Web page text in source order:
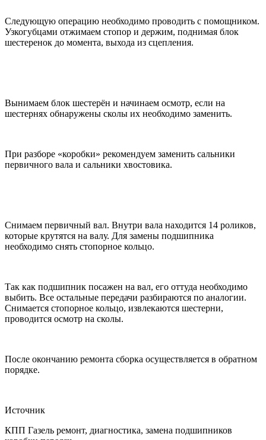
Следующую операцию необходимо проводить с помощником.
Узкогубцами отжимаем стопор и держим, поднимая блок
шестеренок до момента, выхода из сцепления.
Вынимаем блок шестерён и начинаем осмотр, если на
шестернях обнаружены сколы их необходимо заменить.
При разборе «коробки» рекомендуем заменить сальники
первичного вала и сальники хвостовика.
Снимаем первичный вал. Внутри вала находится 14 роликов,
которые крутятся на валу. Для замены подшипника
необходимо снять стопорное кольцо.
Так как подшипник посажен на вал, его оттуда необходимо
выбить. Все остальные передачи разбираются по аналогии.
Снимается стопорное кольцо, извлекаются шестерни,
проводится осмотр на сколы.
После окончанию ремонта сборка осуществляется в обратном
порядке.
Источник
КПП Газель ремонт, диагностика, замена подшипников